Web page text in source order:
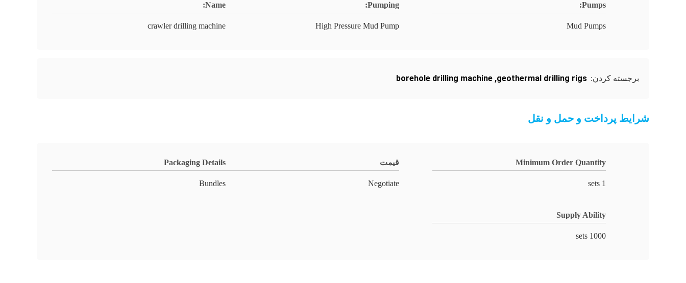
Pumps:
Mud Pumps
Pumping:
High Pressure Mud Pump
Name:
crawler drilling machine
برجسته کردن: geothermal drilling rigs
,
borehole drilling machine
شرایط پرداخت و حمل و نقل
Minimum Order Quantity
1 sets
قیمت
Negotiate
Packaging Details
Bundles
Supply Ability
1000 sets